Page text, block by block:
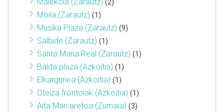
(2)
Moila (Zarautz) (1)
Musika Plaza (Zarautz) (9)
Salbide (Zarautz) (1)
Santa Maria Real (Zarautz) (1)
Balda plaza (Azkoitia) (1)
Elkargunea (Azkoitia) (1)
Oteiza frontoiak (Azkoitia) (1)
Aita Mari aretoa (Zumaia) (3)